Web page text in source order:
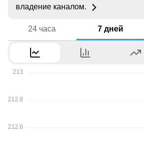
владение каналом.
24 часа 7 дней